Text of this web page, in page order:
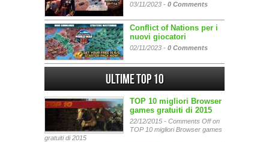
03/11/2023 - 0 Comments
Conflict of Nations per i
nuovi giocatori
02/11/2023 - 0 Comments
Ultime Top 10
TOP 10 migliori Browser
games gratuiti di 2015
22/12/2015 - Comments Offon
TOP 10 migliori Browser games
gratuiti di 2015